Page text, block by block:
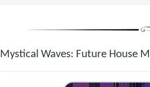
Mystical Waves: Future House